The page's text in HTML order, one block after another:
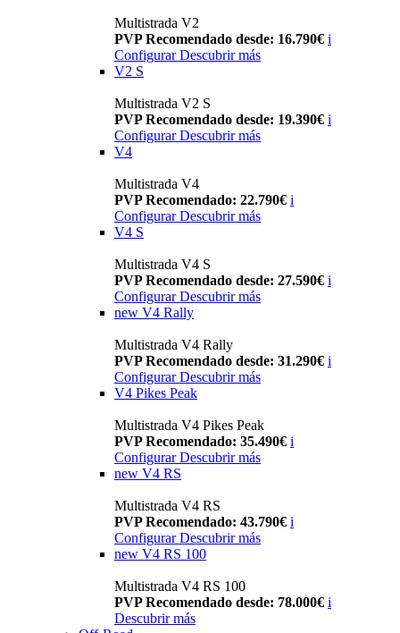
Multistrada V2
PVP Recomendado desde: 16.790€ i
Configurar Descubrir más
V2 S
Multistrada V2 S
PVP Recomendado desde: 19.390€ i
Configurar Descubrir más
V4
Multistrada V4
PVP Recomendado: 22.790€ i
Configurar Descubrir más
V4 S
Multistrada V4 S
PVP Recomendado desde: 27.590€ i
Configurar Descubrir más
new V4 Rally
Multistrada V4 Rally
PVP Recomendado desde: 31.290€ i
Configurar Descubrir más
V4 Pikes Peak
Multistrada V4 Pikes Peak
PVP Recomendado: 35.490€ i
Configurar Descubrir más
new V4 RS
Multistrada V4 RS
PVP Recomendado: 43.790€ i
ConfigurarDescubrir más
new V4 RS 100
Multistrada V4 RS 100
PVP Recomendado desde: 78.000€ i
Descubrir más